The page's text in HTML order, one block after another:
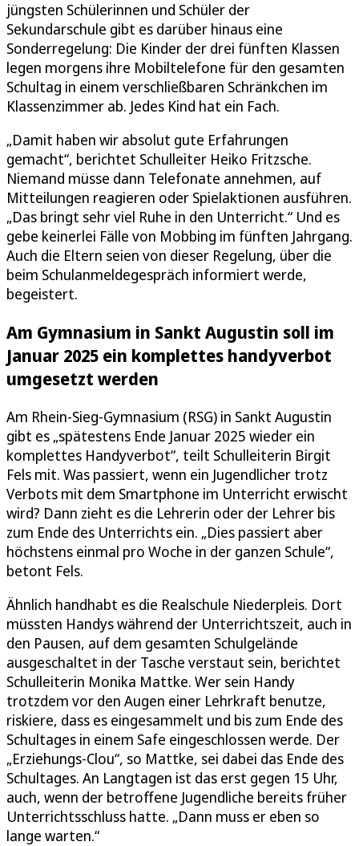
jüngsten Schülerinnen und Schüler der
Sekundarschule gibt es darüber hinaus eine
Sonderregelung: Die Kinder der drei fünften Klassen
legen morgens ihre Mobiltelefone für den gesamten
Schultag in einem verschließbaren Schränkchen im
Klassenzimmer ab. Jedes Kind hat ein Fach.
„Damit haben wir absolut gute Erfahrungen
gemacht“, berichtet Schulleiter Heiko Fritzsche.
Niemand müsse dann Telefonate annehmen, auf
Mitteilungen reagieren oder Spielaktionen ausführen.
„Das bringt sehr viel Ruhe in den Unterricht.“ Und es
gebe keinerlei Fälle von Mobbing im fünften Jahrgang.
Auch die Eltern seien von dieser Regelung, über die
beim Schulanmeldegespräch informiert werde,
begeistert.
Am Gymnasium in Sankt Augustin soll im
Januar 2025 ein komplettes handyverbot
umgesetzt werden
Am Rhein-Sieg-Gymnasium (RSG) in Sankt Augustin
gibt es „spätestens Ende Januar 2025 wieder ein
komplettes Handyverbot“, teilt Schulleiterin Birgit
Fels mit. Was passiert, wenn ein Jugendlicher trotz
Verbots mit dem Smartphone im Unterricht erwischt
wird? Dann zieht es die Lehrerin oder der Lehrer bis
zum Ende des Unterrichts ein. „Dies passiert aber
höchstens einmal pro Woche in der ganzen Schule“,
betont Fels.
Ähnlich handhabt es die Realschule Niederpleis. Dort
müssten Handys während der Unterrichtszeit, auch in
den Pausen, auf dem gesamten Schulgelände
ausgeschaltet in der Tasche verstaut sein, berichtet
Schulleiterin Monika Mattke. Wer sein Handy
trotzdem vor den Augen einer Lehrkraft benutze,
riskiere, dass es eingesammelt und bis zum Ende des
Schultages in einem Safe eingeschlossen werde. Der
„Erziehungs-Clou“, so Mattke, sei dabei das Ende des
Schultages. An Langtagen ist das erst gegen 15 Uhr,
auch, wenn der betroffene Jugendliche bereits früher
Unterrichtsschluss hatte. „Dann muss er eben so
lange warten.“